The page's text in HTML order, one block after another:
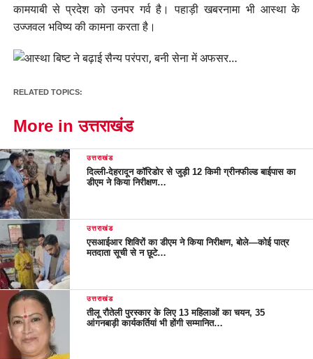
कामयाबी से प्रदेश को उनपर गर्व है। पहाड़ी खबरनामा भी आस्था के
उज्जवल भविष्य की कामना करता है।
RELATED TOPICS:
More in उत्तराखंड
उत्तराखंड
दिल्ली-देहरादून कॉरिडोर से जुड़ी 12 किमी ग्रीनफील्ड बाईपास का
डीएम ने किया निरीक्षण…
उत्तराखंड
एसआईआर शिविरों का डीएम ने किया निरीक्षण, बोले—कोई पात्र
मतदाता सूची से न छूटे…
उत्तराखंड
तीलू रौतेली पुरस्कार के लिए 13 महिलाओं का चयन, 35
आंगनबाड़ी कार्यकर्तियां भी होंगी सम्मानित…